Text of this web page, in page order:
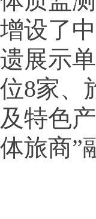
增设了
遗展示
位8家、
及特色
体旅商”